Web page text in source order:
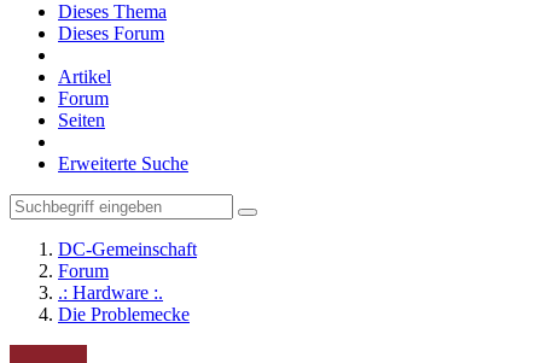
Dieses Thema
Dieses Forum
Artikel
Forum
Seiten
Erweiterte Suche
DC-Gemeinschaft
Forum
.: Hardware :.
Die Problemecke